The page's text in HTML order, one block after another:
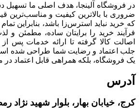
در فروشگاه آلینجا، هدف اصلی ما تسهیل
ضروری با بالاترین کیفیت و مناسب‌ترین
که خرید نباید استرس‌زا باشد، بنابراین
فرآیند خرید را برایتان ساده، مطمئن و
اصالت کالا گرفته تا ارائه خدمات پس
جلب اعتماد و رضایت شما طراحی شده
یک فروشگاه، بلکه همراهی قابل اعتماد در
آدرس
کرج، خیابان بهار، بلوار شهید نژاد